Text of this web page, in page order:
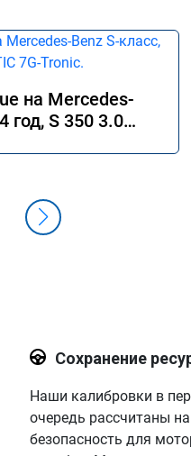
на Mercedes-
год, S 350 3.0
Сохранение
Наши калибровки в
очередь рассчитаны на
безопасность для